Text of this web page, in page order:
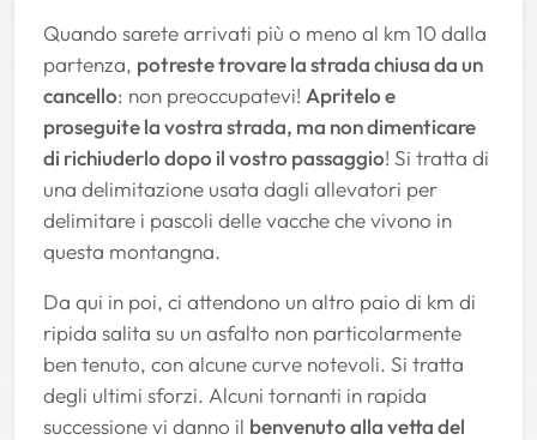
Quando sarete arrivati più o meno al km 10 dalla
partenza, potreste trovare la strada chiusa da un
cancello: non preoccupatevi! Apritelo e
proseguite la vostra strada, ma non dimenticare
di richiuderlo dopo il vostro passaggio! Si tratta di
una delimitazione usata dagli allevatori per
delimitare i pascoli delle vacche che vivono in
questa montangna.
Da qui in poi, ci attendono un altro paio di km di
ripida salita su un asfalto non particolarmente
ben tenuto, con alcune curve notevoli. Si tratta
degli ultimi sforzi. Alcuni tornanti in rapida
successione vi danno il benvenuto alla vetta del